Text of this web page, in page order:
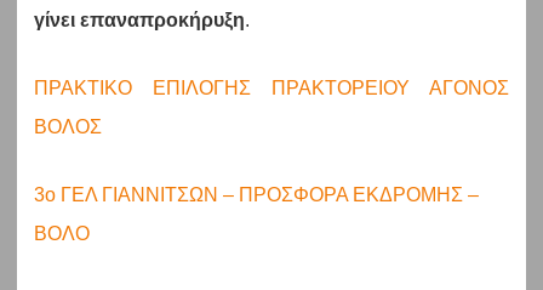
γίνει επαναπροκήρυξη.
ΠΡΑΚΤΙΚΟ ΕΠΙΛΟΓΗΣ ΠΡΑΚΤΟΡΕΙΟΥ ΑΓΟΝΟΣ
ΒΟΛΟΣ
3ο ΓΕΛ ΓΙΑΝΝΙΤΣΩΝ – ΠΡΟΣΦΟΡΑ ΕΚΔΡΟΜΗΣ –
ΒΟΛΟ